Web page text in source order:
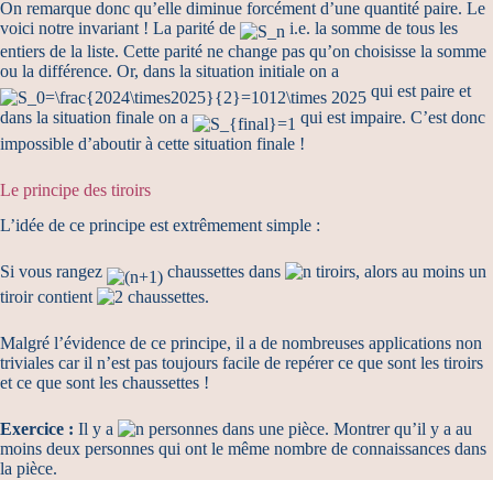
On remarque donc qu’elle diminue forcément d’une quantité paire. Le
voici notre invariant ! La parité de
i.e. la somme de tous les
entiers de la liste. Cette parité ne change pas qu’on choisisse la somme
ou la différence. Or, dans la situation initiale on a
qui est paire et
dans la situation finale on a
qui est impaire. C’est donc
impossible d’aboutir à cette situation finale !
Le principe des tiroirs
L’idée de ce principe est extrêmement simple :
Si vous rangez chaussettes dans
tiroirs, alors au moins un
tiroir contient
chaussettes.
Malgré l’évidence de ce principe, il a de nombreuses applications non
triviales car il n’est pas toujours facile de repérer ce que sont les tiroirs
et ce que sont les chaussettes !
Exercice : Il y a
personnes dans une pièce. Montrer qu’il y a au
moins deux personnes qui ont le même nombre de connaissances dans
la pièce.